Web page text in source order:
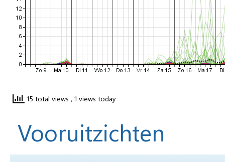
15 total views , 1 views today
Vooruitzichten